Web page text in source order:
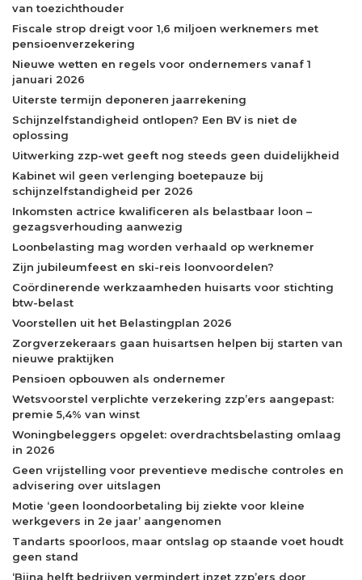
van toezichthouder
Fiscale strop dreigt voor 1,6 miljoen werknemers met
pensioenverzekering
Nieuwe wetten en regels voor ondernemers vanaf 1
januari 2026
Uiterste termijn deponeren jaarrekening
Schijnzelfstandigheid ontlopen? Een BV is niet de
oplossing
Uitwerking zzp-wet geeft nog steeds geen duidelijkheid
Kabinet wil geen verlenging boetepauze bij
schijnzelfstandigheid per 2026
Inkomsten actrice kwalificeren als belastbaar loon –
gezagsverhouding aanwezig
Loonbelasting mag worden verhaald op werknemer
Zijn jubileumfeest en ski-reis loonvoordelen?
Coördinerende werkzaamheden huisarts voor stichting
btw-belast
Voorstellen uit het Belastingplan 2026
Zorgverzekeraars gaan huisartsen helpen bij starten van
nieuwe praktijken
Pensioen opbouwen als ondernemer
Wetsvoorstel verplichte verzekering zzp’ers aangepast:
premie 5,4% van winst
Woningbeleggers opgelet: overdrachtsbelasting omlaag
in 2026
Geen vrijstelling voor preventieve medische controles en
advisering over uitslagen
Motie ‘geen loondoorbetaling bij ziekte voor kleine
werkgevers in 2e jaar’ aangenomen
Tandarts spoorloos, maar ontslag op staande voet houdt
geen stand
‘Bijna helft bedrijven vermindert inzet zzp’ers door